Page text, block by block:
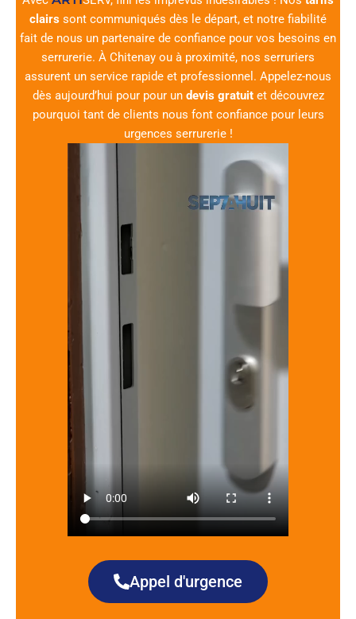
clairs sont communiqués dès le départ, et notre fiabilité
fait de nous un partenaire de confiance pour vos besoins en
serrurerie. À Chitenay ou à proximité, nos serruriers
assurent un service rapide et professionnel. Appelez-nous
dès aujourd’hui pour pour un devis gratuitet découvrez
pourquoi tant de clients nous font confiance pour leurs
urgences serrurerie !
Appel d'urgence